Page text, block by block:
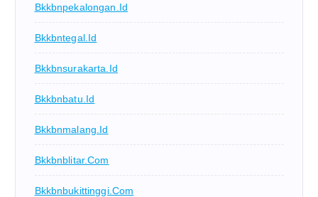
Bkkbnpekalongan.id
Bkkbntegal.id
Bkkbnsurakarta.id
Bkkbnbatu.id
Bkkbnmalang.id
Bkkbnblitar.com
Bkkbnbukittinggi.com